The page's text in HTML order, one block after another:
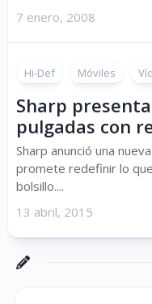
7 enero, 2008
Hi-Def Móviles
Sharp
pulgadas con
Sharp anunció una
promete redefinir lo
bolsillo....
13 abril, 2015